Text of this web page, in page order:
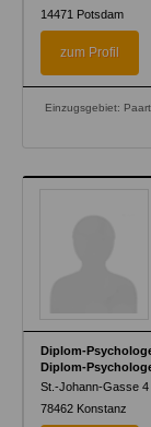
14471 Potsdam
zum Profil
Einzugsgebiet:
Diplom-
Diplom-
St.-Johann-Gasse 4
78462 Konstanz